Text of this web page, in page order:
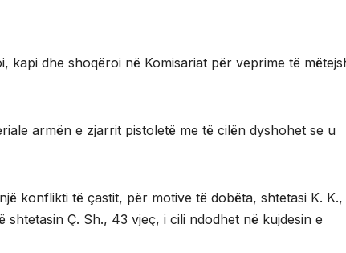
kapi dhe shoqëroi në Komisariat për veprime të
armën e zjarrit pistoletë me të cilën dyshohet se u
konflikti të çastit, për motive të dobëta, shtetasi K. K.,
Ç. Sh., 43 vjeç, i cili ndodhet në kujdesin e